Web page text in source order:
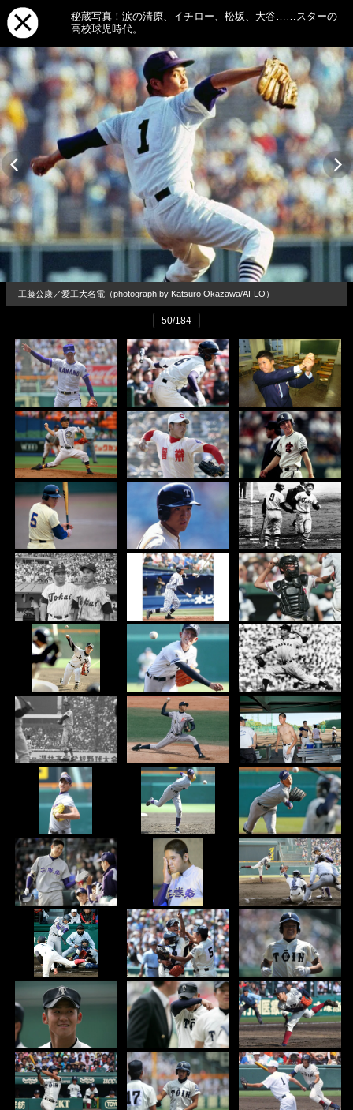
秘蔵写真！涙の清原、イチロー、松坂、大谷……スターの
高校球児時代。
工藤公康／愛工大名電（photograph by Katsuro Okazawa/AFLO）
50/184